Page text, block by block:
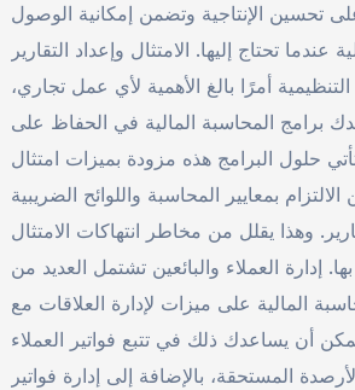
تحسين الإنتاجية وتضمن إمكانية الوصول
عندما تحتاج إليها. الامتثال وإعداد التقارير
التنظيمية أمرًا بالغ الأهمية لأي عمل تجاري،
برامج المحاسبة المالية في الحفاظ على
تأتي حلول البرامج هذه مزودة بميزات امتثال
بمعايير المحاسبة واللوائح الضريبية
وهذا يقلل من مخاطر انتهاكات الامتثال
إدارة العملاء والبائعين تشتمل العديد من
المالية على ميزات لإدارة العلاقات مع
يمكن أن يساعدك ذلك في تتبع فواتير العملاء
المستحقة، بالإضافة إلى إدارة فواتير